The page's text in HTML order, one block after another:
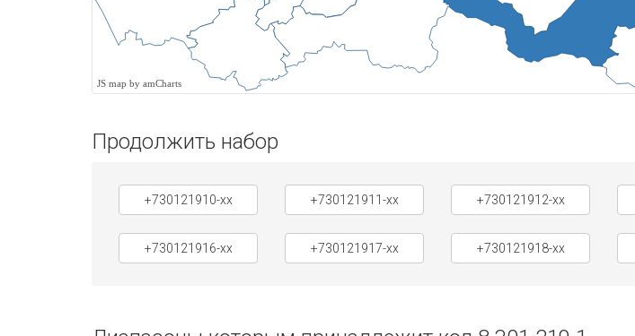
JS map by amCharts
Продолжить набор
+730121910-xx +730121911-xx +730121912-xx
+730121916-xx +730121917-xx +730121918-xx